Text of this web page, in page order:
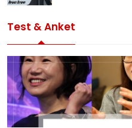
Test & Anket